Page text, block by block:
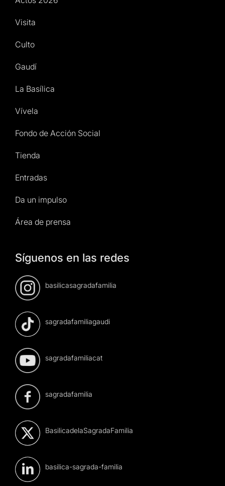
Visita
Culto
Gaudí
La Basílica
Vívela
Fondo de Acción Social
Tienda
Entradas
Da un impulso
Área de prensa
Síguenos en las redes
basilicasagradafamilia
sagradafamiliagaudi
sagradafamiliacat
sagradafamilia
BasilicadelaSagradaFamilia
basilica-sagrada-familia